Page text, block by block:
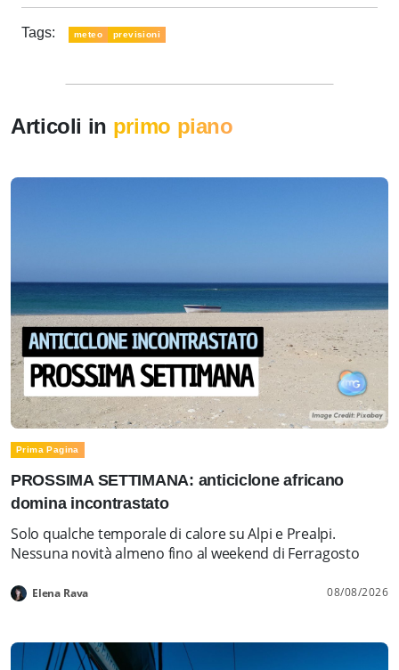
Tags: meteo previsioni
Articoli in primo piano
Prima Pagina
PROSSIMA SETTIMANA: anticiclone africano
domina incontrastato
Solo qualche temporale di calore su Alpi e Prealpi.
Nessuna novità almeno fino al weekend di Ferragosto
Elena Rava 08/08/2026